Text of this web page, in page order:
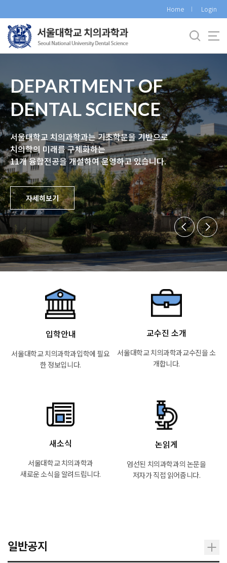
로
메
Home Login
DEPARTMENT OF
DENTAL SCIENCE
서울대학교 치의과학과는 기초학문을 기반으로
치의학의 미래를 구체화하는
11개 융합전공을 개설하여 운영하고 있습니다.
자세히보기
입학안내
서울대학교 치의과학과입학에 필요
한 정보입니다.
교수진 소개
서울대학교 치의과학과교수진을 소
개합니다.
새소식
서울대학교 치의과학과
새로운 소식을 알려드립니다.
논읽게
엄선된 치의과학과의 논문을
저자가 직접 읽어줍니다.
일반공지